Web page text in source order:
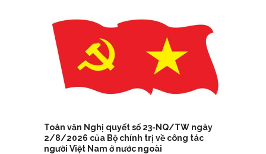
Toàn văn Nghị quyết số 23-NQ/TW ngày
2/8/2026 của Bộ chính trị về công tác
người Việt Nam ở nước ngoài